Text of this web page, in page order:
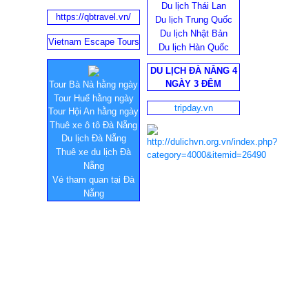
Du lịch Thái Lan
Du lịch Trung Quốc
Du lịch Nhật Bản
Du lịch Hàn Quốc
https://qbtravel.vn/
Vietnam Escape Tours
Tour Bà Nà hằng ngày
Tour Huế hằng ngày
Tour Hội An hằng ngày
Thuê xe ô tô Đà Nẵng
Du lịch Đà Nẵng
Thuê xe du lịch Đà
Nẵng
Vé tham quan tại Đà
Nẵng
DU LỊCH ĐÀ NẴNG 4
NGÀY 3 ĐÊM
tripday.vn